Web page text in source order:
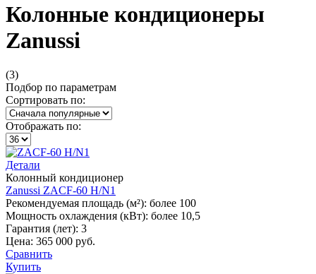
Колонные кондиционеры
Zanussi
(3)
Подбор по параметрам
Сортировать по:
Отображать по:
Детали
Колонный кондиционер
Zanussi ZACF-60 H/N1
Рекомендуемая площадь (м²): более 100
Мощность охлаждения (кВт): более 10,5
Гарантия (лет): 3
Цена: 365 000 руб.
Сравнить
Купить